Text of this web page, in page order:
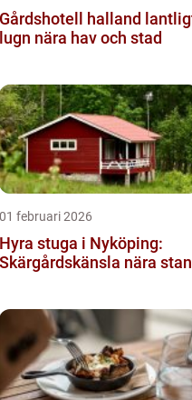
Gårdshotell halland lantligt
lugn nära hav och stad
01 februari 2026
Hyra stuga i Nyköping:
Skärgårdskänsla nära stan